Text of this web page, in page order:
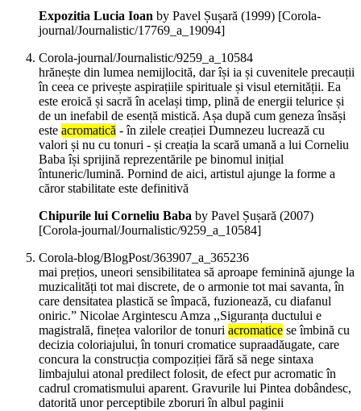
Expozitia Lucia Ioan by Pavel Șușară (1999) [Corola-
journal/Journalistic/17769_a_19094]
Corola-journal/Journalistic/9259_a_10584
hrănește din lumea nemijlocită, dar își ia și cuvenitele precauții
în ceea ce privește aspirațiile spirituale și visul eternității. Ea
este eroică și sacră în același timp, plină de energii telurice și
de un inefabil de esență mistică. Așa după cum geneza însăși
este acromatică - în zilele creației Dumnezeu lucrează cu
valori și nu cu tonuri - și creația la scară umană a lui Corneliu
Baba își sprijină reprezentările pe binomul inițial
întuneric/lumină. Pornind de aici, artistul ajunge la forme a
căror stabilitate este definitivă
Chipurile lui Corneliu Baba by Pavel Șușară (2007)
[Corola-journal/Journalistic/9259_a_10584]
Corola-blog/BlogPost/363907_a_365236
mai prețios, uneori sensibilitatea să aproape feminină ajunge la
muzicalități tot mai discrete, de o armonie tot mai savanta, în
care densitatea plastică se împacă, fuzionează, cu diafanul
oniric.” Nicolae Argintescu Amza ,,Siguranța ductului e
magistrală, finețea valorilor de tonuri acromatice se îmbină cu
decizia coloriajului, în tonuri cromatice supraadăugate, care
concura la construcția compoziției fără să nege sintaxa
limbajului atonal predilect folosit, de efect pur acromatic în
cadrul cromatismului aparent. Gravurile lui Pintea dobândesc,
datorită unor perceptibile zboruri în albul paginii